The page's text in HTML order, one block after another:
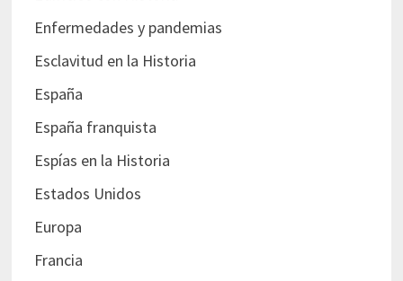
Enfermedades y pandemias
Esclavitud en la Historia
España
España franquista
Espías en la Historia
Estados Unidos
Europa
Francia